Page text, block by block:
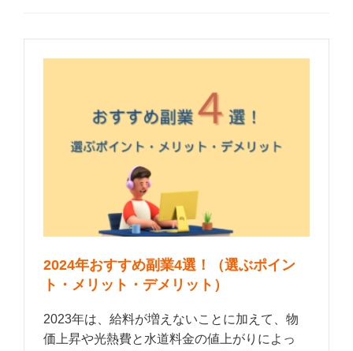
2024年おすすめ副業4選！（選ぶポイン
ト・メリット・デメリット）
2023年は、給料が増えないことに加えて、物
価上昇や光熱費と水道料金の値上がりによっ